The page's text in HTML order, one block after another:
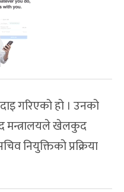
गरिएको हो । उनको
मन्त्रालयले खेलकुद
नियुक्तिको प्रक्रिया